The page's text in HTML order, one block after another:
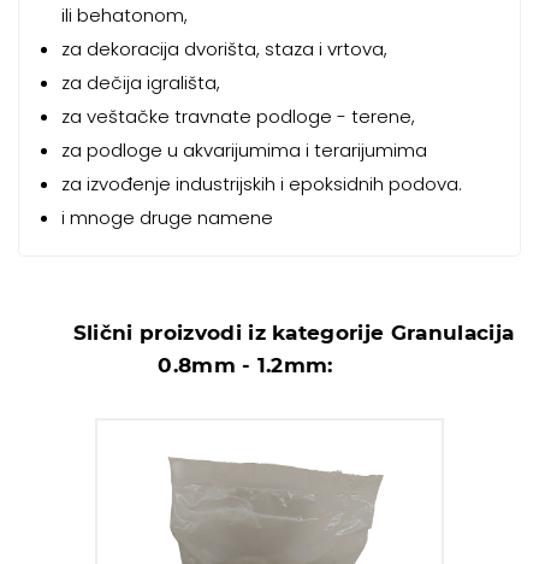
ili behatonom,
za dekoracija dvorišta, staza i vrtova,
za dečija igrališta,
za veštačke travnate podloge - terene,
za podloge u akvarijumima i terarijumima
za izvođenje industrijskih i epoksidnih podova.
i mnoge druge namene
Slični proizvodi iz kategorije Granulacija
0.8mm - 1.2mm: